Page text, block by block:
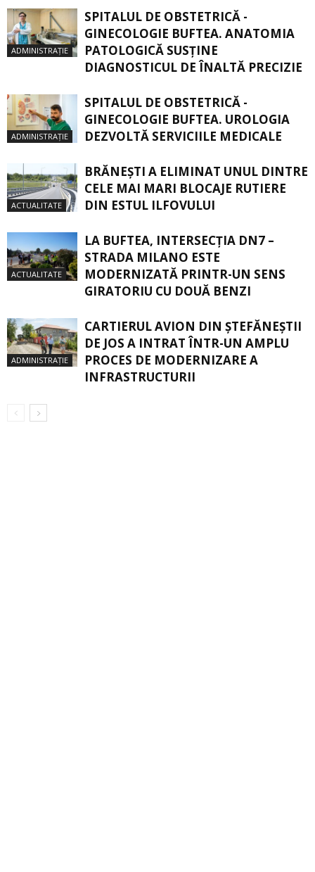
ADMINISTRAȚIE
SPITALUL DE OBSTETRICĂ -
GINECOLOGIE BUFTEA. ANATOMIA
PATOLOGICĂ SUSŢINE
DIAGNOSTICUL DE ÎNALTĂ PRECIZIE
ADMINISTRAȚIE
SPITALUL DE OBSTETRICĂ -
GINECOLOGIE BUFTEA. UROLOGIA
DEZVOLTĂ SERVICIILE MEDICALE
ACTUALITATE
BRĂNEȘTI A ELIMINAT UNUL DINTRE
CELE MAI MARI BLOCAJE RUTIERE
DIN ESTUL ILFOVULUI
ACTUALITATE
LA BUFTEA, INTERSECŢIA DN7 –
STRADA MILANO ESTE
MODERNIZATĂ PRINTR-UN SENS
GIRATORIU CU DOUĂ BENZI
ADMINISTRAȚIE
CARTIERUL AVION DIN ŞTEFĂNEŞTII
DE JOS A INTRAT ÎNTR-UN AMPLU
PROCES DE MODERNIZARE A
INFRASTRUCTURII